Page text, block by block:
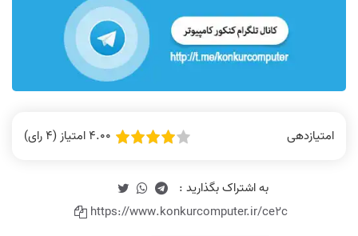
امتیازدهی 4.00 امتیاز (4 رای)
https://www.konkurcomputer.ir/ce2c